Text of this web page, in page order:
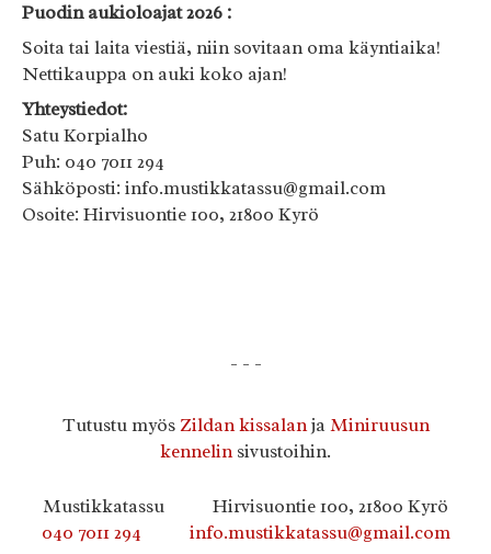
Puodin aukioloajat 2026 :
Soita tai laita viestiä, niin sovitaan oma käyntiaika!
Nettikauppa on auki koko ajan!
Yhteystiedot:
Satu Korpialho
Puh: 040 7011 294
Sähköposti: info.mustikkatassu@gmail.com
Osoite: Hirvisuontie 100, 21800 Kyrö
- - -
Tutustu myösZildan kissalanjaMiniruusun
kennelinsivustoihin.
Mustikkatassu
Hirvisuontie 100, 21800 Kyrö
040 7011 294
info.mustikkatassu@gmail.com